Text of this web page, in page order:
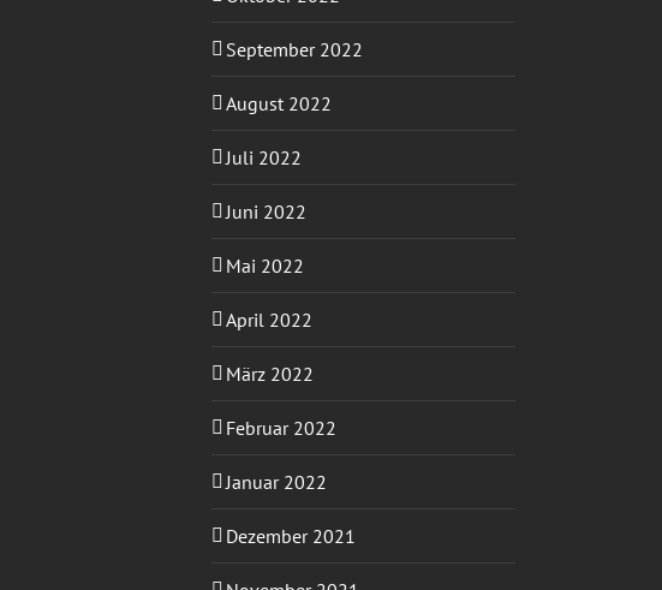
September 2022
August 2022
Juli 2022
Juni 2022
Mai 2022
April 2022
März 2022
Februar 2022
Januar 2022
Dezember 2021